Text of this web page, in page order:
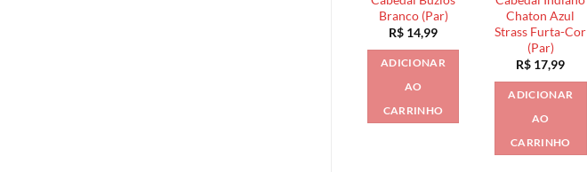
Branco (Par)
R$ 14,99
ADICIONAR
AO
CARRINHO
Chaton Azul
Strass Furta-Cor
(Par)
R$ 17,99
ADICIONAR
AO
CARRINHO